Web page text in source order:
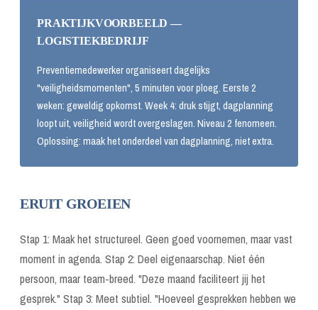
PRAKTIJKVOORBEELD —
LOGISTIEKBEDRIJF
Preventiemedewerker organiseert dagelijks
"veiligheidsmomenten", 5 minuten voor ploeg. Eerste 2
weken: geweldig opkomst. Week 4: druk stijgt, dagplanning
loopt uit, veiligheid wordt overgeslagen. Niveau 2 fenomeen.
Oplossing: maak het onderdeel van dagplanning, niet extra.
ERUIT GROEIEN
Stap 1: Maak het structureel. Geen goed voornemen, maar vast
moment in agenda. Stap 2: Deel eigenaarschap. Niet één
persoon, maar team-breed. "Deze maand faciliteert jij het
gesprek." Stap 3: Meet subtiel. "Hoeveel gesprekken hebben we